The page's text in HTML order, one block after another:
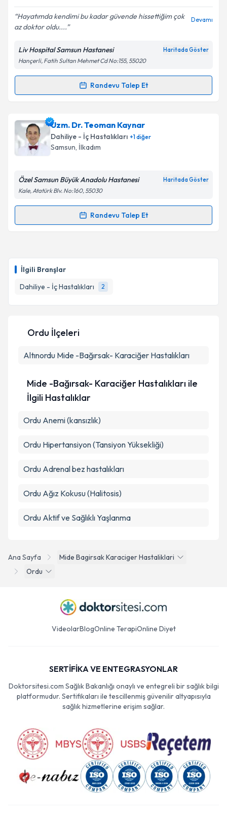
İlgili Branşlar
Dahiliye - İç Hastalıkları
2
Hayatımda kendimi bu kadar güvende hissettiğim çok
az doktor oldu....
Devamı
Liv Hospital Samsun Hastanesi Haritada Göster
Hançerli, Fatih Sultan Mehmet Cd No:155, 55020
Randevu Talep Et
Randevu Takvimi Talebi
Uzm. Dr. Manolya Gökremiçin randevu takvimi
talebi oluşturun. Size bu uzmandan randevu almanız
için bir takvim hazırlandığında e-posta ile
bilgilendireceğiz.
Kişisel verilerimin işlenmesine ilişkinAydınlatma
Uzm. Dr. Teoman Kaynar
Dahiliye - İç Hastalıkları +1diğer
Samsun, İlkadım
Özel Samsun Büyük Anadolu Hastanesi Haritada Göster
Kale, Atatürk Blv. No:160, 55030
Randevu Talep Et
Randevu Takvimi Talebi
takvim hazırlandığında e-posta ile bilgilendireceğiz.
Metni'ni okudum ve kişisel verilerimin belirtilen
Takvim Talebini Gönder
Ana Sayfa
Mide Bagirsak Karaciger Hastaliklari
Ordu
Ordu İlçeleri
Altınordu Mide -Bağırsak- Karaciğer Hastalıkları
Mide -Bağırsak- Karaciğer Hastalıkları ile
İlgili Hastalıklar
Ordu Anemi (kansızlık)
Ordu Hipertansiyon (Tansiyon Yüksekliği)
Ordu Adrenal bez hastalıkları
Ordu Ağız Kokusu (Halitosis)
Ordu Aktif ve Sağlıklı Yaşlanma
VideolarBlogOnline TerapiOnline Diyet
SERTİFİKA VE ENTEGRASYONLAR
Doktorsitesi.com Sağlık Bakanlığı onaylı ve entegreli bir sağlık bilgi
platformudur. Sertifikaları ile tescillenmiş güvenilir altyapısıyla
sağlık hizmetlerine erişim sağlar.